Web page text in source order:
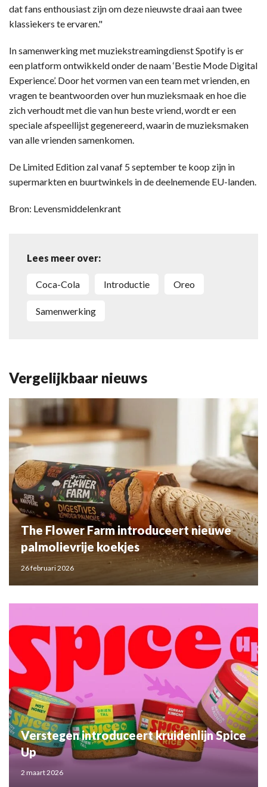
dat fans enthousiast zijn om deze nieuwste draai aan twee
klassiekers te ervaren."
In samenwerking met muziekstreamingdienst Spotify is er
een platform ontwikkeld onder de naam ‘Bestie Mode Digital
Experience’. Door het vormen van een team met vrienden, en
vragen te beantwoorden over hun muzieksmaak en hoe die
zich verhoudt met die van hun beste vriend, wordt er een
speciale afspeellijst gegenereerd, waarin de muzieksmaken
van alle vrienden samenkomen.
De Limited Edition zal vanaf 5 september te koop zijn in
supermarkten en buurtwinkels in de deelnemende EU-landen.
Bron: Levensmiddelenkrant
Lees meer over:
Coca-Cola introductie Oreo
samenwerking
Vergelijkbaar nieuws
The Flower Farm introduceert nieuwe
palmolievrije koekjes
26 februari 2026
Verstegen introduceert kruidenlijn Spice
Up
2 maart 2026